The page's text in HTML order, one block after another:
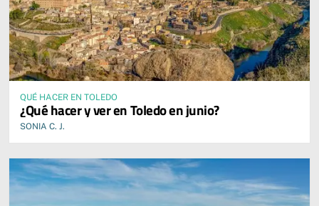
QUÉ HACER EN TOLEDO
¿Qué hacer y ver en Toledo en junio?
SONIA C. J.